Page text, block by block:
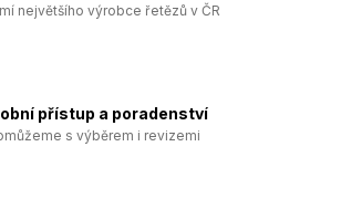
největšího výrobce řetězů v ČR
přístup a poradenství
s výběrem i revizemi